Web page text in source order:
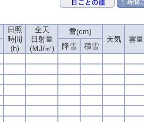
日照
時間
(h)
全天
日射量
(MJ/㎡)
雪(cm)
天気
雲量
降雪
積雪